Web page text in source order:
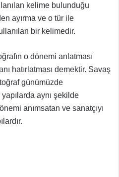
kelime bulunduğu
ayırma ve o tür ile
bir kelimedir.
o dönemi anlatması
hatırlatması demektir. Savaş
günümüzde
aynı şekilde
anımsatan ve sanatçıyı